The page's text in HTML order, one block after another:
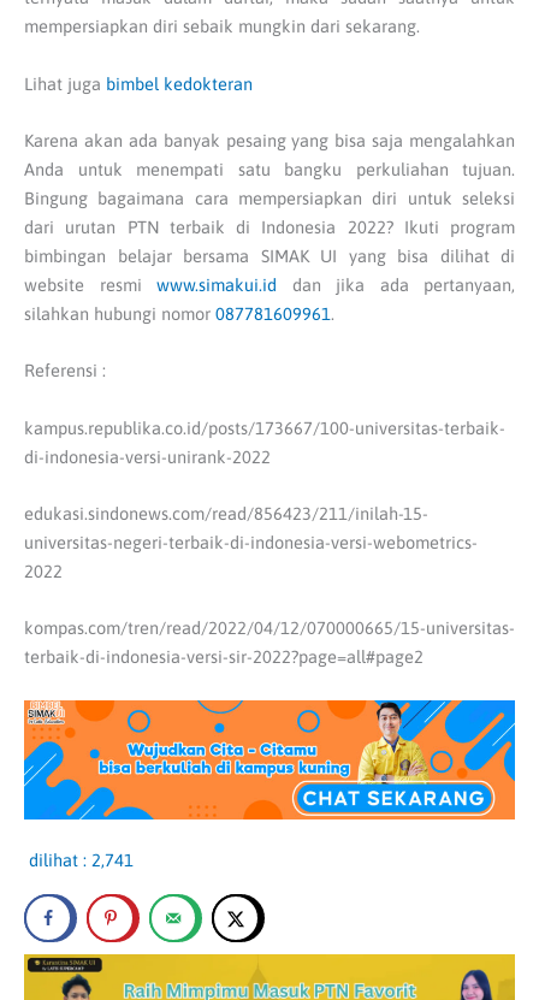
mempersiapkan diri sebaik mungkin dari sekarang.
Lihat juga bimbel kedokteran
Karena akan ada banyak pesaing yang bisa saja mengalahkan
Anda untuk menempati satu bangku perkuliahan tujuan.
Bingung bagaimana cara mempersiapkan diri untuk seleksi
dari urutan PTN terbaik di Indonesia 2022? Ikuti program
bimbingan belajar bersama SIMAK UI yang bisa dilihat di
website resmi www.simakui.id dan jika ada pertanyaan,
silahkan hubungi nomor 087781609961 .
Referensi :
kampus.republika.co.id/posts/173667/100-universitas-terbaik-
di-indonesia-versi-unirank-2022
edukasi.sindonews.com/read/856423/211/inilah-15-
universitas-negeri-terbaik-di-indonesia-versi-webometrics-
2022
kompas.com/tren/read/2022/04/12/070000665/15-universitas-
terbaik-di-indonesia-versi-sir-2022?page=all#page2
dilihat : 2,741